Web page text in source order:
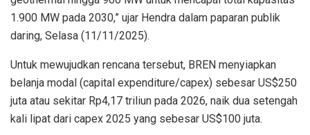
1.900 MW pada 2030,” ujar Hendra dalam paparan publik
daring, Selasa (11/11/2025).
Untuk mewujudkan rencana tersebut, BREN menyiapkan
belanja modal (capital expenditure/capex) sebesar US$250
juta atau sekitar Rp4,17 triliun pada 2026, naik dua setengah
kali lipat dari capex 2025 yang sebesar US$100 juta.